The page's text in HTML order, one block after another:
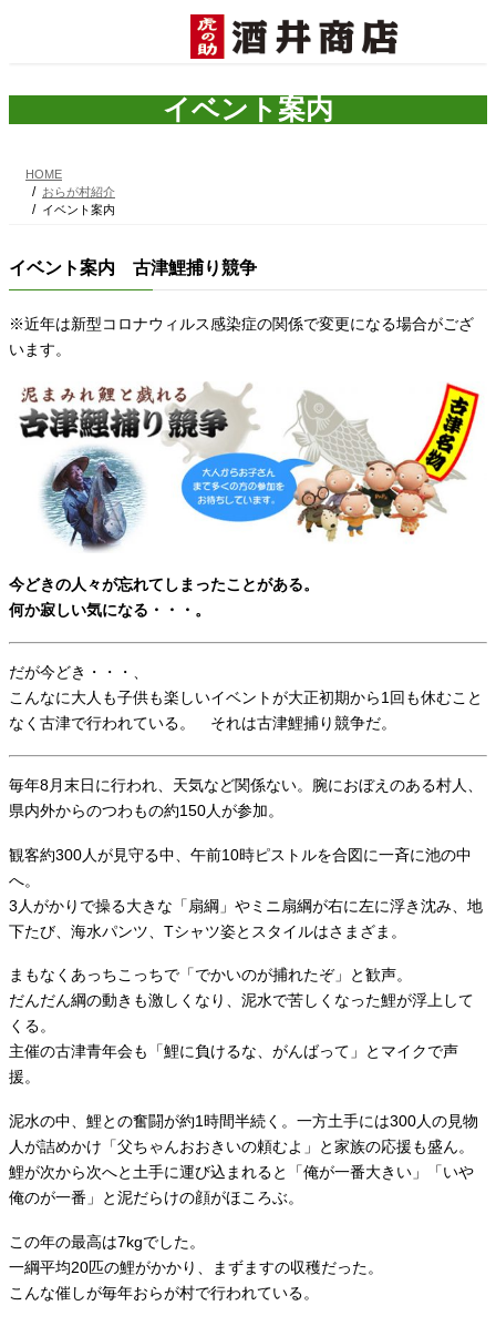
ツ
シ
イベント案内
HOME
おらが村紹介
イベント案内
イベント案内 古津鯉捕り競争
※近年は新型コロナウィルス感染症の関係で変更になる場合がござ
います。
今どきの人々が忘れてしまったことがある。
何か寂しい気になる・・・。
だが今どき・・・、
こんなに大人も子供も楽しいイベントが大正初期から1回も休むこと
なく古津で行われている。 それは古津鯉捕り競争だ。
毎年8月末日に行われ、天気など関係ない。腕におぼえのある村人、
県内外からのつわもの約150人が参加。
観客約300人が見守る中、午前10時ピストルを合図に一斉に池の中
へ。
3人がかりで操る大きな「扇綱」やミニ扇綱が右に左に浮き沈み、地
下たび、海水パンツ、Tシャツ姿とスタイルはさまざま。
まもなくあっちこっちで「でかいのが捕れたぞ」と歓声。
だんだん綱の動きも激しくなり、泥水で苦しくなった鯉が浮上して
くる。
主催の古津青年会も「鯉に負けるな、がんばって」とマイクで声
援。
泥水の中、鯉との奮闘が約1時間半続く。一方土手には300人の見物
人が詰めかけ「父ちゃんおおきいの頼むよ」と家族の応援も盛ん。
鯉が次から次へと土手に運び込まれると「俺が一番大きい」「いや
俺のが一番」と泥だらけの顔がほころぶ。
この年の最高は7kgでした。
一綱平均20匹の鯉がかかり、まずますの収穫だった。
こんな催しが毎年おらが村で行われている。